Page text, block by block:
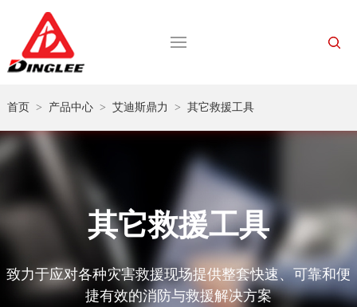
首页 > 产品中心> 艾迪斯鼎力 > 其它救援工具
其它救援工具
致力于应对各种灾害救援现场提供整套快速、可靠和便
捷有效的消防与救援解决方案